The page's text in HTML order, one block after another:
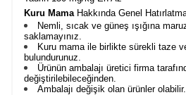
Kuru Mama Hakkında Genel
Nemli, sıcak ve güneş ışığına
saklamayınız.
Kuru mama ile birlikte sürekli taze
bulundurunuz.
Ürünün ambalajı üretici firma
değiştirilebileceğinden.
Ambalajı değişik olan ürünler